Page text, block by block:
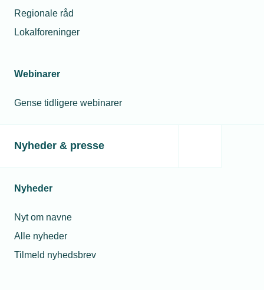
Regionale råd
Lokalforeninger
Webinarer
Gense tidligere webinarer
Nyheder & presse
Nyheder
Nyt om navne
Alle nyheder
Tilmeld nyhedsbrev